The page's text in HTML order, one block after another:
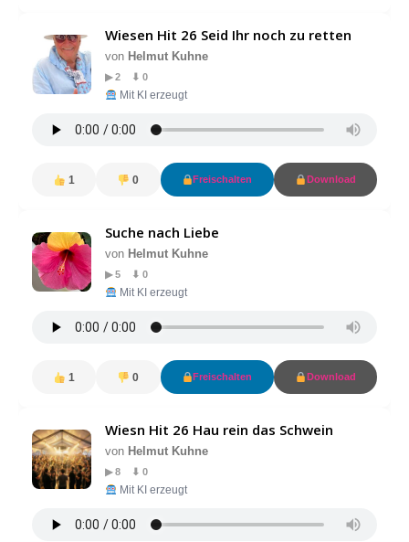
Wiesen Hit 26 Seid Ihr noch zu retten
von Helmut Kuhne
▶ 2 ⬇ 0
Mit KI erzeugt
1 0 Freischalten Download
Suche nach Liebe
von Helmut Kuhne
▶ 5 ⬇ 0
Mit KI erzeugt
1 0 Freischalten Download
Wiesn Hit 26 Hau rein das Schwein
von Helmut Kuhne
▶ 8 ⬇ 0
Mit KI erzeugt